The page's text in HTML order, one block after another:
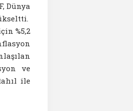
Dünya
%5,2
ve
ile